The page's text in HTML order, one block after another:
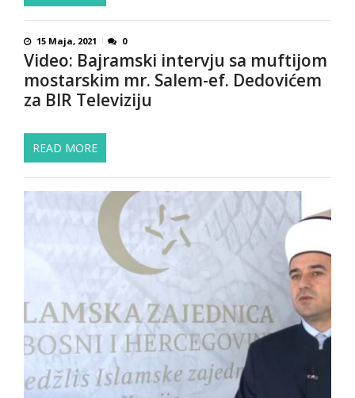
15 Maja, 2021 0
Video: Bajramski intervju sa muftijom
mostarskim mr. Salem-ef. Dedovićem
za BIR Televiziju
READ MORE